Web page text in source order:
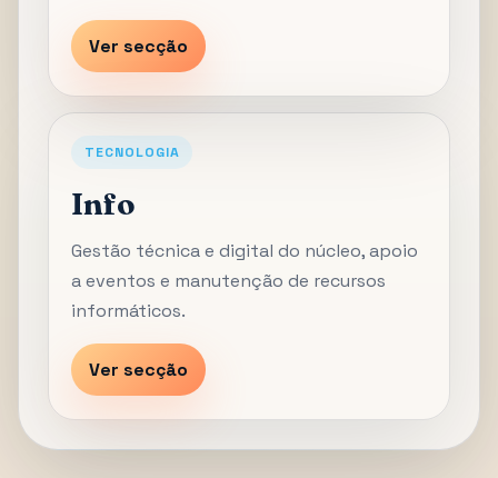
Ver secção
TECNOLOGIA
Info
Gestão técnica e digital do núcleo, apoio
a eventos e manutenção de recursos
informáticos.
Ver secção